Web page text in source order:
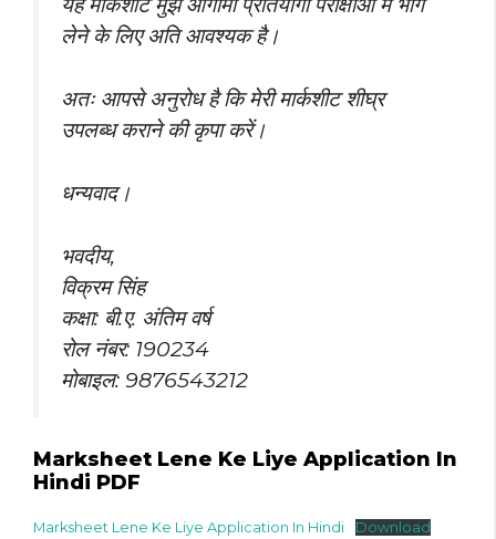
लेने के लिए अति आवश्यक है।
अतः आपसे अनुरोध है कि मेरी मार्कशीट शीघ्र
उपलब्ध कराने की कृपा करें।
धन्यवाद।
भवदीय,
विक्रम सिंह
कक्षा: बी.ए. अंतिम वर्ष
रोल नंबर: 190234
मोबाइल: 9876543212
Marksheet Lene Ke Liye Application In
Hindi PDF
Marksheet Lene Ke Liye Application In Hindi Download